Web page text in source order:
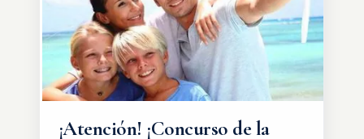
¡Atención! ¡Concurso de la